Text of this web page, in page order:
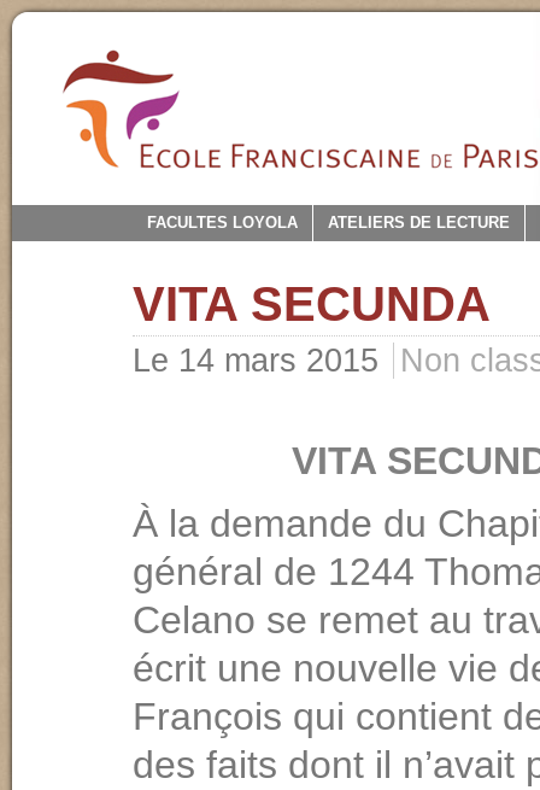
FACULTES LOYOLA ATELIERS DE LECTURE
VITA SECUNDA
Le 14 mars 2015 Non
VITA
À la demande du
général de 1244
Celano se remet au
écrit une nouvelle vie
François qui contient
des faits dont il n’avait